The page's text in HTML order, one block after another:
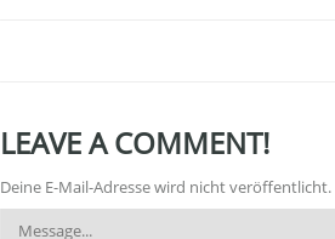
LEAVE A COMMENT!
Deine E-Mail-Adresse wird nicht veröffentlicht.